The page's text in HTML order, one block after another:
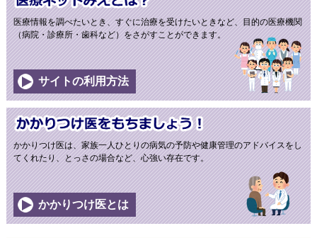
医療ネットみえとは？
医療情報を調べたいとき、すぐに治療を受けたいときなど、目的の医療機関
（病院・診療所・歯科など）をさがすことができます。
サイトの利用方法
かかりつけ医をもちましょう！
かかりつけ医は、家族一人ひとりの病気の予防や健康管理のアドバイスをし
てくれたり、とっさの場合など、心強い存在です。
かかりつけ医とは